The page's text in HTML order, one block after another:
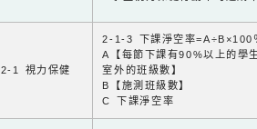
2-1 視力保健
2-1-3 下課淨空率=A÷B×100
A【每節下課有90%以上的學
室外的班級數】
B【施測班級數】
C 下課淨空率